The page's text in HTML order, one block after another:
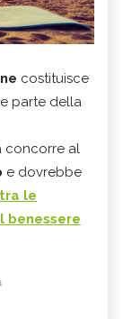
costituisce
parte della
concorre al
e dovrebbe
tra le
benessere